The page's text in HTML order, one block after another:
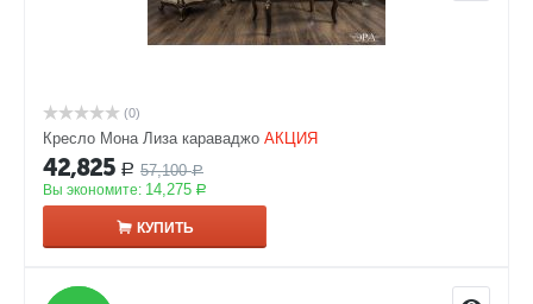
(0)
Кресло Мона Лиза караваджо АКЦИЯ
42,825 Р 57,100 Р
Вы экономите: 14,275 Р
КУПИТЬ